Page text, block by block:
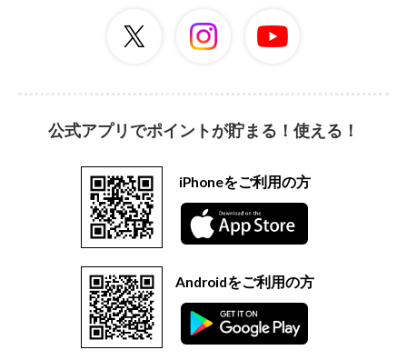
公式アプリでポイントが貯まる！使える！
iPhoneをご利用の方
Androidをご利用の方